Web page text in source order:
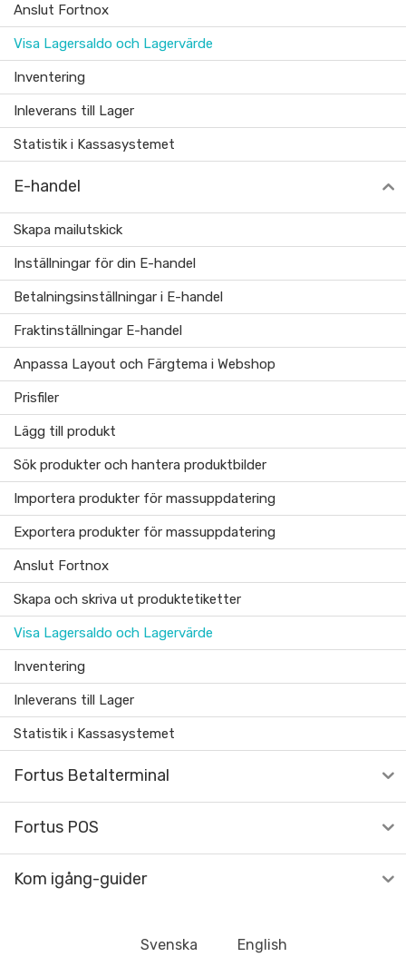
Anslut Fortnox
Visa Lagersaldo och Lagervärde
Inventering
Inleverans till Lager
Statistik i Kassasystemet
E-handel
Skapa mailutskick
Inställningar för din E-handel
Betalningsinställningar i E-handel
Fraktinställningar E-handel
Anpassa Layout och Färgtema i Webshop
Prisfiler
Lägg till produkt
Sök produkter och hantera produktbilder
Importera produkter för massuppdatering
Exportera produkter för massuppdatering
Anslut Fortnox
Skapa och skriva ut produktetiketter
Visa Lagersaldo och Lagervärde
Inventering
Inleverans till Lager
Statistik i Kassasystemet
Fortus Betalterminal
Fortus POS
Kom igång-guider
Svenska English